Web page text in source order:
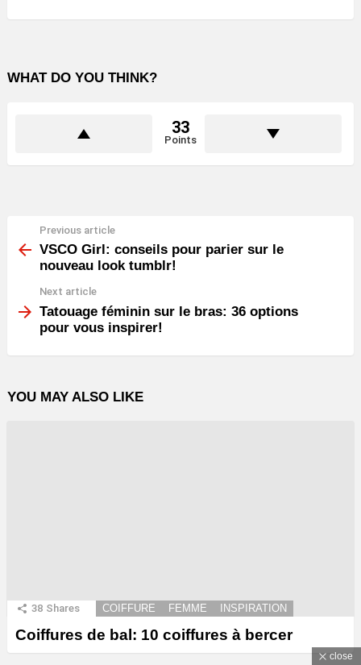
WHAT DO YOU THINK?
33
Points
more
Previous article
VSCO Girl: conseils pour parier sur le
nouveau look tumblr!
Next article
Tatouage féminin sur le bras: 36 options
pour vous inspirer!
YOU MAY ALSO LIKE
38 Shares COIFFURE FEMME INSPIRATION
Coiffures de bal: 10 coiffures à bercer
close